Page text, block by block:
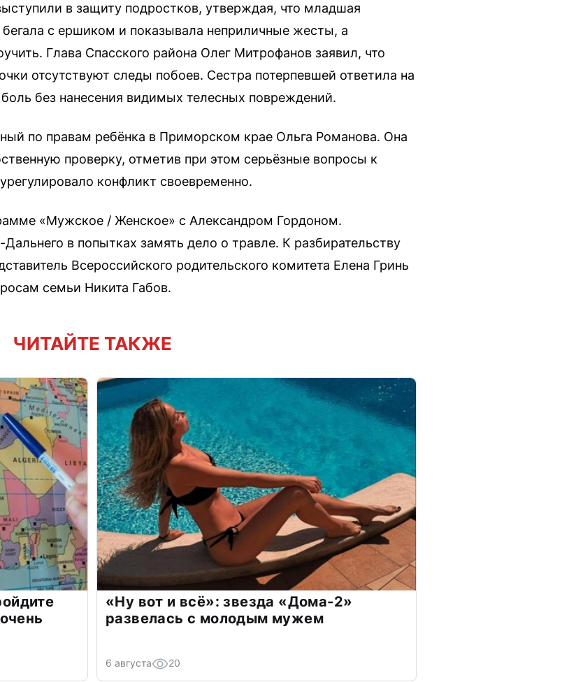
в защиту подростков, утверждая, что младшая
с ершиком и показывала неприличные жесты, а
Глава Спасского района Олег Митрофанов заявил, что
отсутствуют следы побоев. Сестра потерпевшей ответила на
боль без нанесения видимых телесных повреждений.
по правам ребёнка в Приморском крае Ольга Романова. Она
проверку, отметив при этом серьёзные вопросы к
конфликт своевременно.
«Мужское / Женское» с Александром Гордоном.
в попытках замять дело о травле. К разбирательству
Всероссийского родительского комитета Елена Гринь
семьи Никита Габов.
ЧИТАЙТЕ ТАКЖЕ
«Ну вот и всё»: звезда «Дома-2»
развелась с молодым мужем
6 августа 20